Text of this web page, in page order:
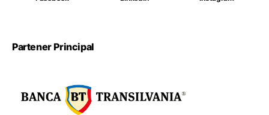
Partener Principal